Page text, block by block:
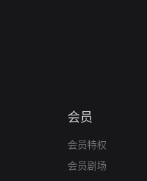
会员
会员特权
会员剧场